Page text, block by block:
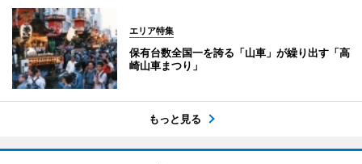
エリア特集
保有台数全国一を誇る「山車」が繰り出す「高
崎山車まつり」
もっと見る